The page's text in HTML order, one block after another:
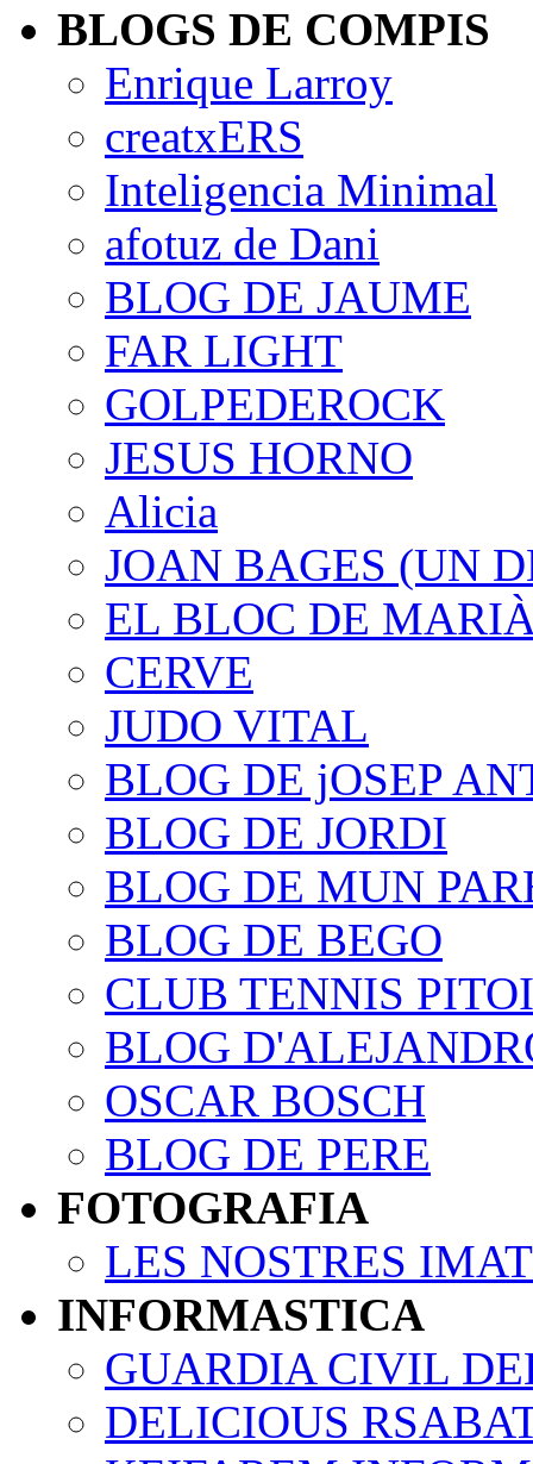
BLOGS DE COMPIS
Enrique Larroy
creatxERS
Inteligencia Minimal
afotuz de Dani
BLOG DE JAUME
FAR LIGHT
GOLPEDEROCK
JESUS HORNO
Alicia
JOAN BAGES (UN
EL BLOC DE
CERVE
JUDO VITAL
BLOG DE jOSEP
BLOG DE JORDI
BLOG DE MUN
BLOG DE BEGO
CLUB TENNIS PITOI
BLOG
OSCAR BOSCH
BLOG DE PERE
FOTOGRAFIA
LES NOSTRES
INFORMASTICA
GUARDIA CIVIL
DELICIOUS